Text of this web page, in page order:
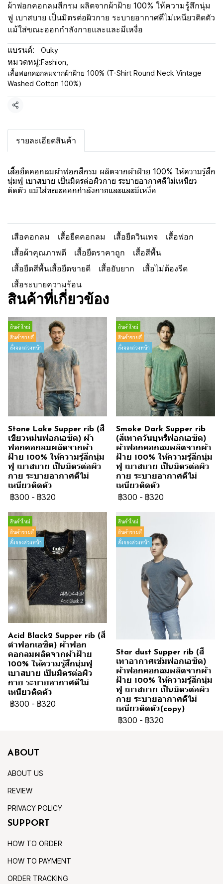
ผ้าฟอกคอกลมสีกรม ผลิตจากผ้าฝ้าย 100% ให้ความรู้สึกนุ่ม
ฟู เบาสบาย เป็นมิตรต่อผิวกาย ระบายอากาศดีไม่เหนียวติดตัว
แม้ใส่ขณะออกกำลังกายและและมีเหงื่อ
แบรนด์: Ouky
หมวดหมู่:Fashion
เสื้อฟอกคอกลมจากผ้าฝ้าย 100% (T-Shirt Round Neck Vintage
Washed Cotton 100%)
แชร์
รายละเอียดสินค้า
เสื้อยืดคอกลมผ้าฟอกสีกรม ผลิตจากผ้าฝ้าย 100% ให้ความรู้สึก
นุ่มฟู เบาสบาย เป็นมิตรต่อผิวกาย ระบายอากาศดีไม่เหนียว
ติดตัว แม้ใส่ขณะออกกำลังกายและและมีเหงื่อ
เสือคอกลม เสื้อยืดคอกลม เสื้อยืดวินเทจ
เสื้อฟอก
เสื้อผ้าคุณภาพดี
เสื้อยืดราคาถูก
เสื้อสีพื้น
เสื้อยืดสีพื้นเสื้อยืดขายดี
เสื้อยับยาก
เสื้อไม่ต้องรีด
เสื้อระบายความร้อน
สินค้าที่เกี่ยวข้อง
สินค้าใหม่
สินค้าขายดี
สั่งจองล่วงหน้า
Stone Lake Supper rib (สี
เขียวหม่นฟอกเอซิด) ผ้า
ฟอกคอกลมผลิตจากผ้า
ฝ้าย 100% ให้ความรู้สึกนุ่ม
ฟู เบาสบาย เป็นมิตรต่อผิว
กาย ระบายอากาศดีไม่
เหนียวติดตัว
฿300 - ฿320
สินค้าใหม่
สินค้าขายดี
สั่งจองล่วงหน้า
Smoke Dark Supper rib
(สีเทาควันบุหรี่ฟอกเอซิด)
ผ้าฟอกคอกลมผลิตจากผ้า
ฝ้าย 100% ให้ความรู้สึกนุ่ม
ฟู เบาสบาย เป็นมิตรต่อผิว
กาย ระบายอากาศดีไม่
เหนียวติดตัว
฿300 - ฿320
สินค้าใหม่
สินค้าขายดี
สั่งจองล่วงหน้า
Acid Black2 Supper rib (สี
ดำฟอกเอซิด) ผ้าฟอก
คอกลมผลิตจากผ้าฝ้าย
100% ให้ความรู้สึกนุ่มฟู
เบาสบาย เป็นมิตรต่อผิว
กาย ระบายอากาศดีไม่
เหนียวติดตัว
฿300 - ฿320
สินค้าใหม่
สินค้าขายดี
สั่งจองล่วงหน้า
Star dust Supper rib (สี
เทาอากาศเข้มฟอกเอซิด)
ผ้าฟอกคอกลมผลิตจากผ้า
ฝ้าย 100% ให้ความรู้สึกนุ่ม
ฟู เบาสบาย เป็นมิตรต่อผิว
กาย ระบายอากาศดีไม่
เหนียวติดตัว(copy)
฿300 - ฿320
ABOUT
ABOUT US
REVIEW
PRIVACY POLICY
SUPPORT
HOW TO ORDER
HOW TO PAYMENT
ORDER TRACKING